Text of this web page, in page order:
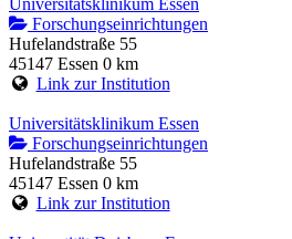
Universitätsklinikum Essen
Forschungseinrichtungen
Hufelandstraße 55
45147 Essen 0 km
Link zur Institution
Universitätsklinikum Essen
Forschungseinrichtungen
Hufelandstraße 55
45147 Essen 0 km
Link zur Institution